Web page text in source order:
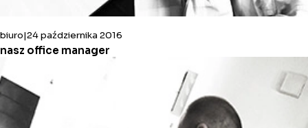
biuro 24 października 2016
nasz office manager